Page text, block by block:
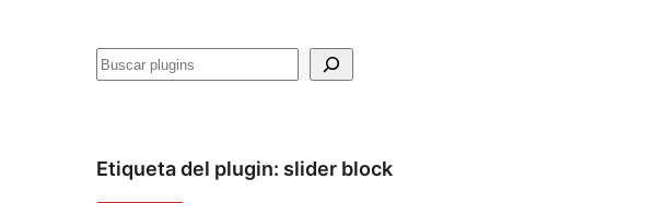
Buscar
Etiqueta del plugin: slider block